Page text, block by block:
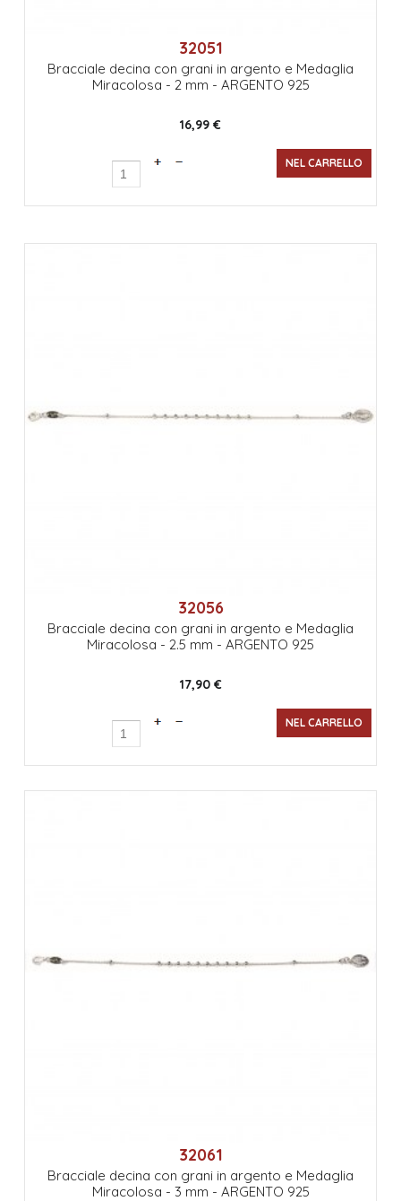
32051
Bracciale decina con grani in argento e Medaglia
Miracolosa - 2 mm - ARGENTO 925
16,99 €
32056
Bracciale decina con grani in argento e Medaglia
Miracolosa - 2.5 mm - ARGENTO 925
17,90 €
32061
Bracciale decina con grani in argento e Medaglia
Miracolosa - 3 mm - ARGENTO 925